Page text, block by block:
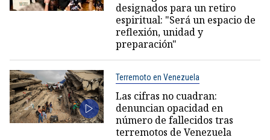
designados para un retiro
espiritual: "Será un espacio de
reflexión, unidad y
preparación"
Terremoto en Venezuela
Las cifras no cuadran:
denuncian opacidad en
número de fallecidos tras
terremotos de Venezuela